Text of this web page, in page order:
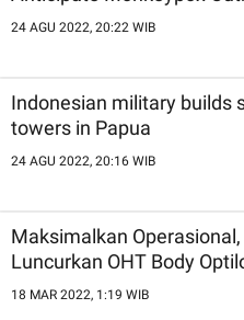
24 AGU 2022, 20:22 WIB
Indonesian military builds
towers in Papua
24 AGU 2022, 20:16 WIB
Maksimalkan Operasional,
Luncurkan OHT Body
18 MAR 2022, 1:19 WIB